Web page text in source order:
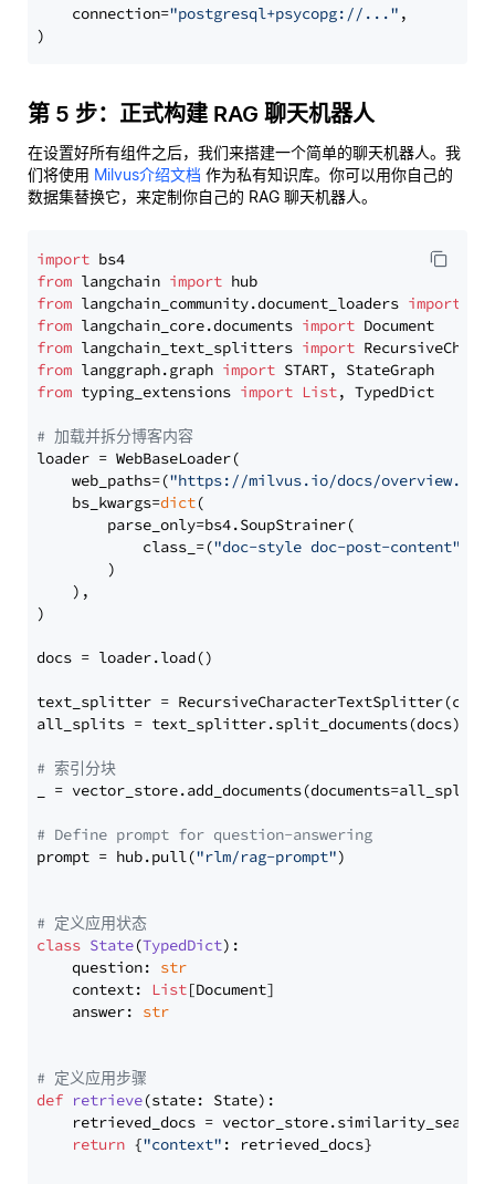
    connection=
"postgresql+psycopg://..." ,
第 5 步：正式构建 RAG 聊天机器人
在设置好所有组件之后，我们来搭建一个简单的聊天机器人。我
们将使用 Milvus介绍文档 作为私有知识库。你可以用你自己的
数据集替换它，来定制你自己的 RAG 聊天机器人。
import
from langchain import
from langchain_community.document_loaders import
from langchain_core.documents import
from langchain_text_splitters import
from langgraph.graph import
from typing_extensions import List, TypedDict
# 加载并拆分博客内容
loader = WebBaseLoader(
    web_paths=(
"https://milvus.io/docs/overview.md"
    bs_kwargs=
dict(
        parse_only=bs4.SoupStrainer(
            class_=(
"doc-style doc-post-content"
        )
    ),
)
docs = loader.load()
text_splitter =
all_splits = text_splitter.split_documents(docs)
# 索引分块
_ = vector_store.add_documents(documents=all_splits)
# Define prompt for question-answering
prompt = hub.pull("rlm/rag-prompt")
# 定义应用状态
class State(TypedDict):
    question:
str
    context:
List[Document]
    answer:
str
# 定义应用步骤
def retrieve(state: State):
retrieved_docs =
return {"context" : retrieved_docs}